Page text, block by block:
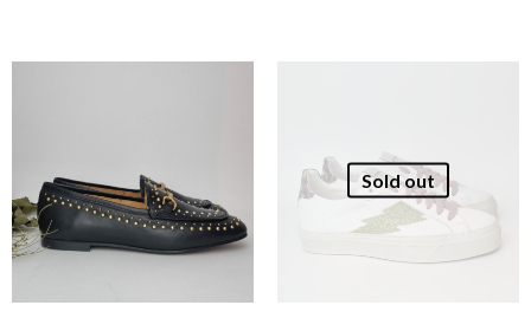
Sold out